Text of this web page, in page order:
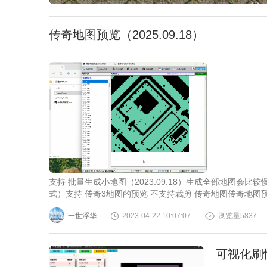
传奇地图预览（2025.09.18）
支持 批量生成小地图（2023.09.18）生成全部地图会比
式）支持 传奇3地图的预览 不支持裁剪 传奇地图传奇地图
一世浮华 2023-04-22 10:07:07 浏览量5837
可视化刷